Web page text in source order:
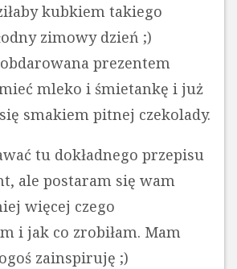
kubkiem takiego
zimowy dzień ;)
prezentem
mleko i śmietankę i już
smakiem pitnej czekolady.
tu dokładnego przepisu
ale postaram się wam
więcej czego
i jak co zrobiłam. Mam
zainspiruję ;)